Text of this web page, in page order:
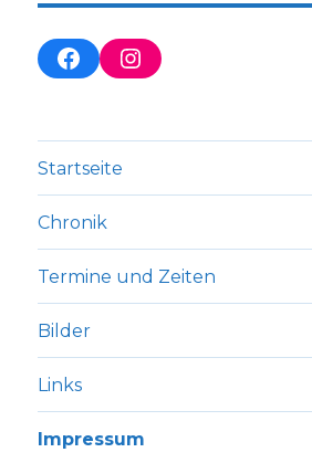
Startseite
Chronik
Termine und Zeiten
Bilder
Links
Impressum